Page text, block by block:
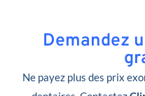
Demandez
Ne payez plus des prix